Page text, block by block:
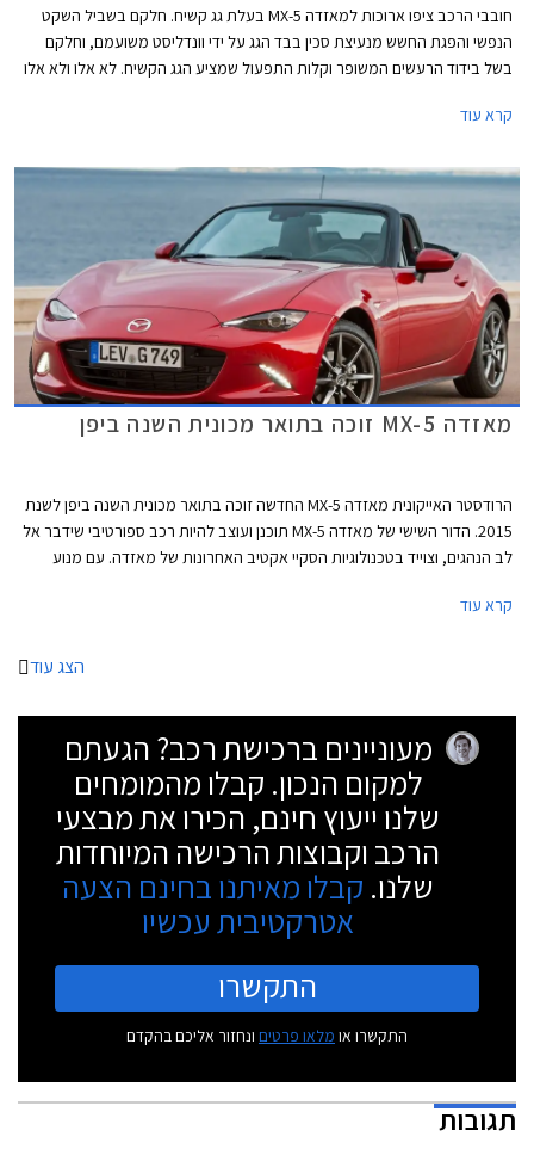
חובבי הרכב ציפו ארוכות למאזדה MX-5 בעלת גג קשיח. חלקם בשביל השקט
הנפשי והפגת החשש מנעיצת סכין בבד הגג על ידי וונדליסט משועמם, וחלקם
בשל בידוד הרעשים המשופר וקלות התפעול שמציע הגג הקשיח. לא אלו ולא אלו
כך.
קרא עוד
מאזדה MX-5 זוכה בתואר מכונית השנה ביפן
הרודסטר האייקונית מאזדה MX-5 החדשה זוכה בתואר מכונית השנה ביפן לשנת
2015. הדור השישי של מאזדה MX-5 תוכנן ועוצב להיות רכב ספורטיבי שידבר אל
לב הנהגים, וצוייד בטכנולוגיות הסקיי אקטיב האחרונות של מאזדה. עם מנוע
את מסורת קודמותיה ולספק סגנון וחווית נהיגה מהנה.
קרא עוד
הצג עוד
מעוניינים ברכישת רכב? הגעתם
למקום הנכון. קבלו מהמומחים
שלנו ייעוץ חינם, הכירו את מבצעי
הרכב וקבוצות הרכישה המיוחדות
שלנו. קבלו מאיתנו בחינם הצעה
אטרקטיבית עכשיו
התקשרו
התקשרו או מלאו פרטים ונחזור אליכם בהקדם
תגובות